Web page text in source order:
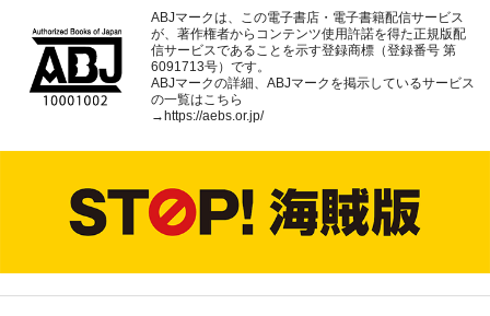
ABJマークは、この電子書店・電子書籍配信サービス
が、著作権者からコンテンツ使用許諾を得た正規版配
信サービスであることを示す登録商標（登録番号 第
6091713号）です。
ABJマークの詳細、ABJマークを掲示しているサービス
の一覧はこちら
→ https://aebs.or.jp/